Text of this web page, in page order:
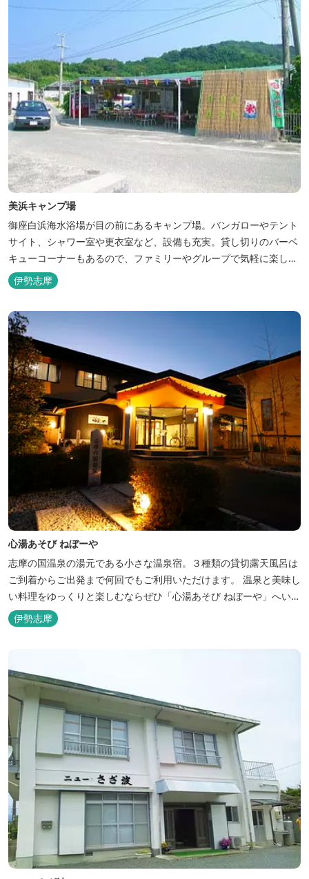
美浜キャンプ場
御座白浜海水浴場が目の前にあるキャンプ場。バンガローやテント
サイト、シャワー室や更衣室など、設備も充実。貸し切りのバーベ
キューコーナーもあるので、ファミリーやグループで気軽に楽しむ
ことができます。
伊勢志摩
心湯あそび ねぼーや
志摩の国温泉の湯元である小さな温泉宿。３種類の貸切露天風呂は
ご到着からご出発まで何回でもご利用いただけます。 温泉と美味し
い料理をゆっくりと楽しむならぜひ「心湯あそび ねぼーや」へいら
っしゃいませんか？
伊勢志摩